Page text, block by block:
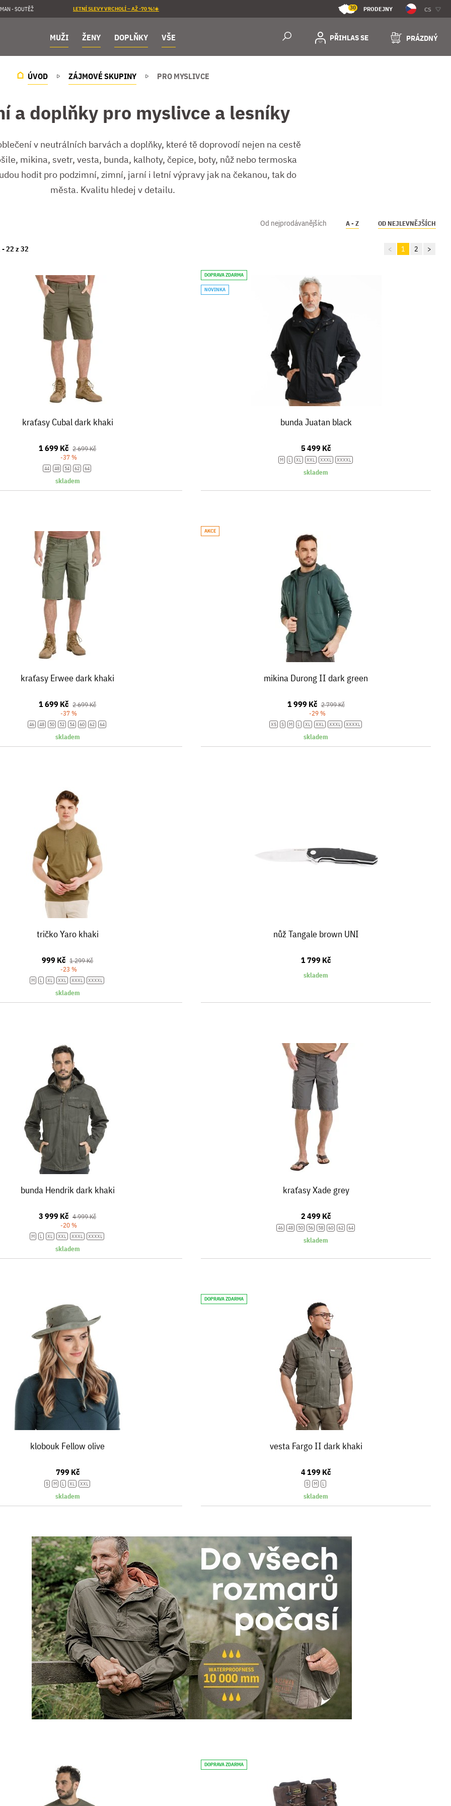
- SOUTĚŽ LETNÍ SLEVY VRCHOLÍ – AŽ -70 %!☀️ 30 PRODEJNY CS
MUŽI ŽENY DOPLŇKY VŠE PŘIHLAS SE PRÁZDNÝ
ÚVOD ZÁJMOVÉ SKUPINY PRO MYSLIVCE
a doplňky pro myslivce a lesníky
v neutrálních barvách a doplňky, které tě doprovodí nejen na cestě
mikina, svetr, vesta, bunda, kalhoty, čepice, boty, nůž nebo termoska
hodit pro podzimní, zimní, jarní i letní výpravy jak na čekanou, tak do
města. Kvalitu hledej v detailu.
Od nejprodávanějších A - Z OD NEJLEVNĚJŠÍCH
-22 z 32 < 1 2 >
kraťasy Cubal dark khaki
1 699 Kč 2 699 Kč
-37 %
44 48 54 62 64
skladem
DOPRAVA ZDARMA
NOVINKA
bunda Juatan black
5 499 Kč
M L XL XXL XXXL XXXXL
skladem
kraťasy Erwee dark khaki
1 699 Kč 2 699 Kč
-37 %
46 48 50 52 54 60 62 64
skladem
AKCE
mikina Durong II dark green
1 999 Kč 2 799 Kč
-29 %
XS S M L XL XXL XXXL XXXXL
skladem
tričko Yaro khaki
999 Kč 1 299 Kč
-23 %
M L XL XXL XXXL XXXXL
skladem
nůž Tangale brown UNI
1 799 Kč
skladem
bunda Hendrik dark khaki
3 999 Kč 4 999 Kč
-20 %
M L XL XXL XXXL XXXXL
skladem
kraťasy Xade grey
2 499 Kč
46 48 50 56 58 60 62 64
skladem
klobouk Fellow olive
799 Kč
S M L XL XXL
skladem
DOPRAVA ZDARMA
vesta Fargo II dark khaki
4 199 Kč
S M L
skladem
DOPRAVA ZDARMA